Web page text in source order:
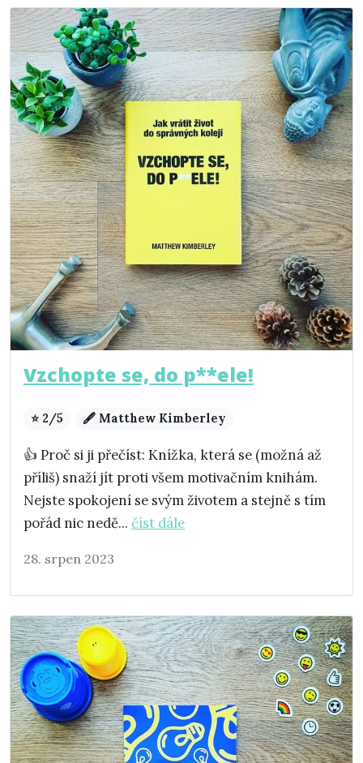
Vzchopte se, do p**ele!
⭐ 2/5 🖋️ Matthew Kimberley
👍 Proč si ji přečíst: Knížka, která se (možná až
příliš) snaží jít proti všem motivačním knihám.
Nejste spokojení se svým životem a stejně s tím
pořád nic nedě... číst dále
28. srpen 2023